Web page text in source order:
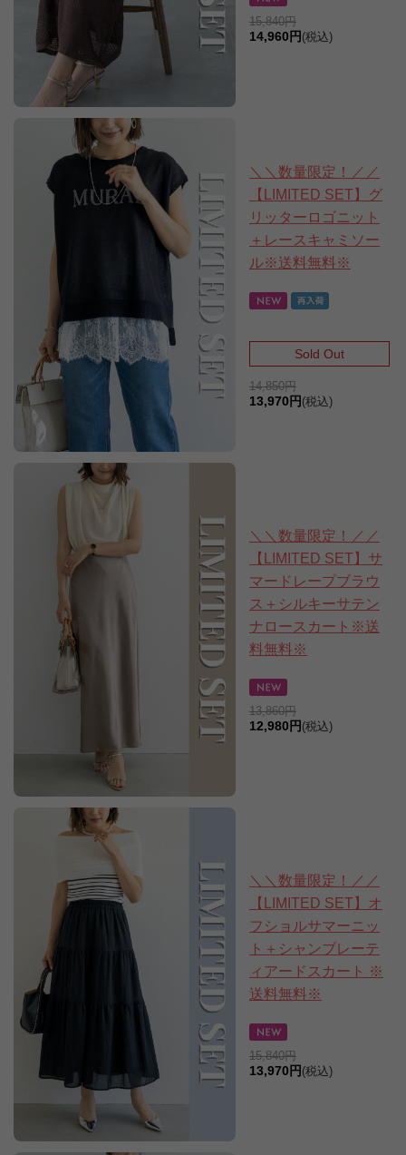
15,840円
14,960円 (税込)
＼＼数量限定！／／
【LIMITED SET】グ
リッターロゴニット
＋レースキャミソー
ル※送料無料※
Sold Out
14,850円
13,970円 (税込)
＼＼数量限定！／／
【LIMITED SET】サ
マードレープブラウ
ス＋シルキーサテン
ナロースカート※送
料無料※
13,860円
12,980円 (税込)
＼＼数量限定！／／
【LIMITED SET】オ
フショルサマーニッ
ト＋シャンブレーテ
ィアードスカート ※
送料無料※
15,840円
13,970円 (税込)